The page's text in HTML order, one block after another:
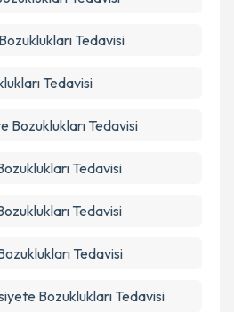
Talebini Gönder
Tedavisi
Tedavisi
Bozuklukları Tedavisi
Tedavisi
Tedavisi
Tedavisi
Bozuklukları Tedavisi